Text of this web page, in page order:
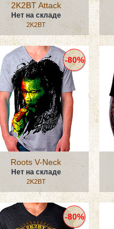
2K2BT Attack
Нет на складе
2K2BT
Roots V-Neck
Нет на складе
2K2BT
-80%
-80%